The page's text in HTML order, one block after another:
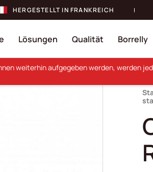
HERGESTELLT IN FRANKREICH
Lösungen Qualität Borrelly
weiterhin aufgegeben werden, werden